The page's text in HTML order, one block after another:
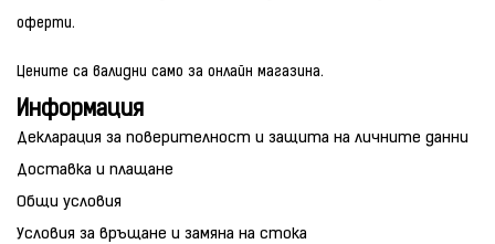
оферти.
Цените са валидни само за онлайн магазина.
Информация
Декларация за поверителност и защита на личните данни
Доставка и плащане
Общи условия
Условия за връщане и замяна на стока